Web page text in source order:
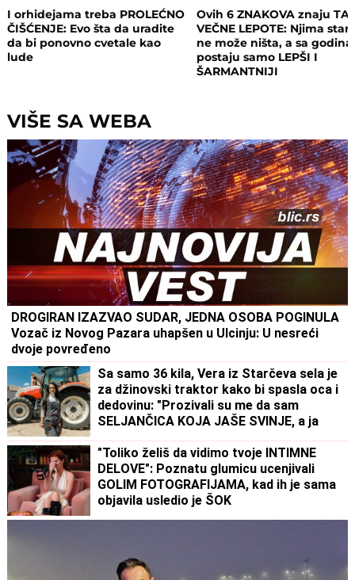
I orhidejama treba PROLEĆNO
ČIŠĆENJE: Evo šta da uradite
da bi ponovno cvetale kao
lude
Ovih 6 ZNAKOVA znaju
VEČNE LEPOTE: Njima
ne može ništa, a sa
postaju samo LEPŠI I
ŠARMANTNIJI
VIŠE SA WEBA
DROGIRAN IZAZVAO SUDAR, JEDNA OSOBA POGINULA
Vozač iz Novog Pazara uhapšen u Ulcinju: U nesreći
dvoje povređeno
Sa samo 36 kila, Vera iz Starčeva sela je
za džinovski traktor kako bi spasla oca i
dedovinu: "Prozivali su me da sam
SELJANČICA KOJA JAŠE SVINJE, a ja
"Toliko želiš da vidimo tvoje INTIMNE
DELOVE": Poznatu glumicu ucenjivali
GOLIM FOTOGRAFIJAMA, kad ih je sama
objavila usledio je ŠOK